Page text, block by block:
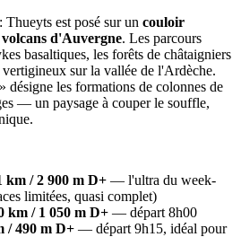
est posé sur un couloir
d'Auvergne. Les parcours
basaltiques, les forêts de châtaigniers
sur la vallée de l'Ardèche.
désigne les formations de colonnes de
— un paysage à couper le souffle,
km / 2 900 m D+ — l'ultra du week-
limitées, quasi complet)
km / 1 050 m D+ — départ 8h00
/ 490 m D+ — départ 9h15, idéal pour